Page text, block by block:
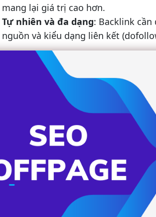
mang lại giá trị cao hơn.
Tự nhiên và đa dạng: Backlink
nguồn và kiểu dạng liên kết